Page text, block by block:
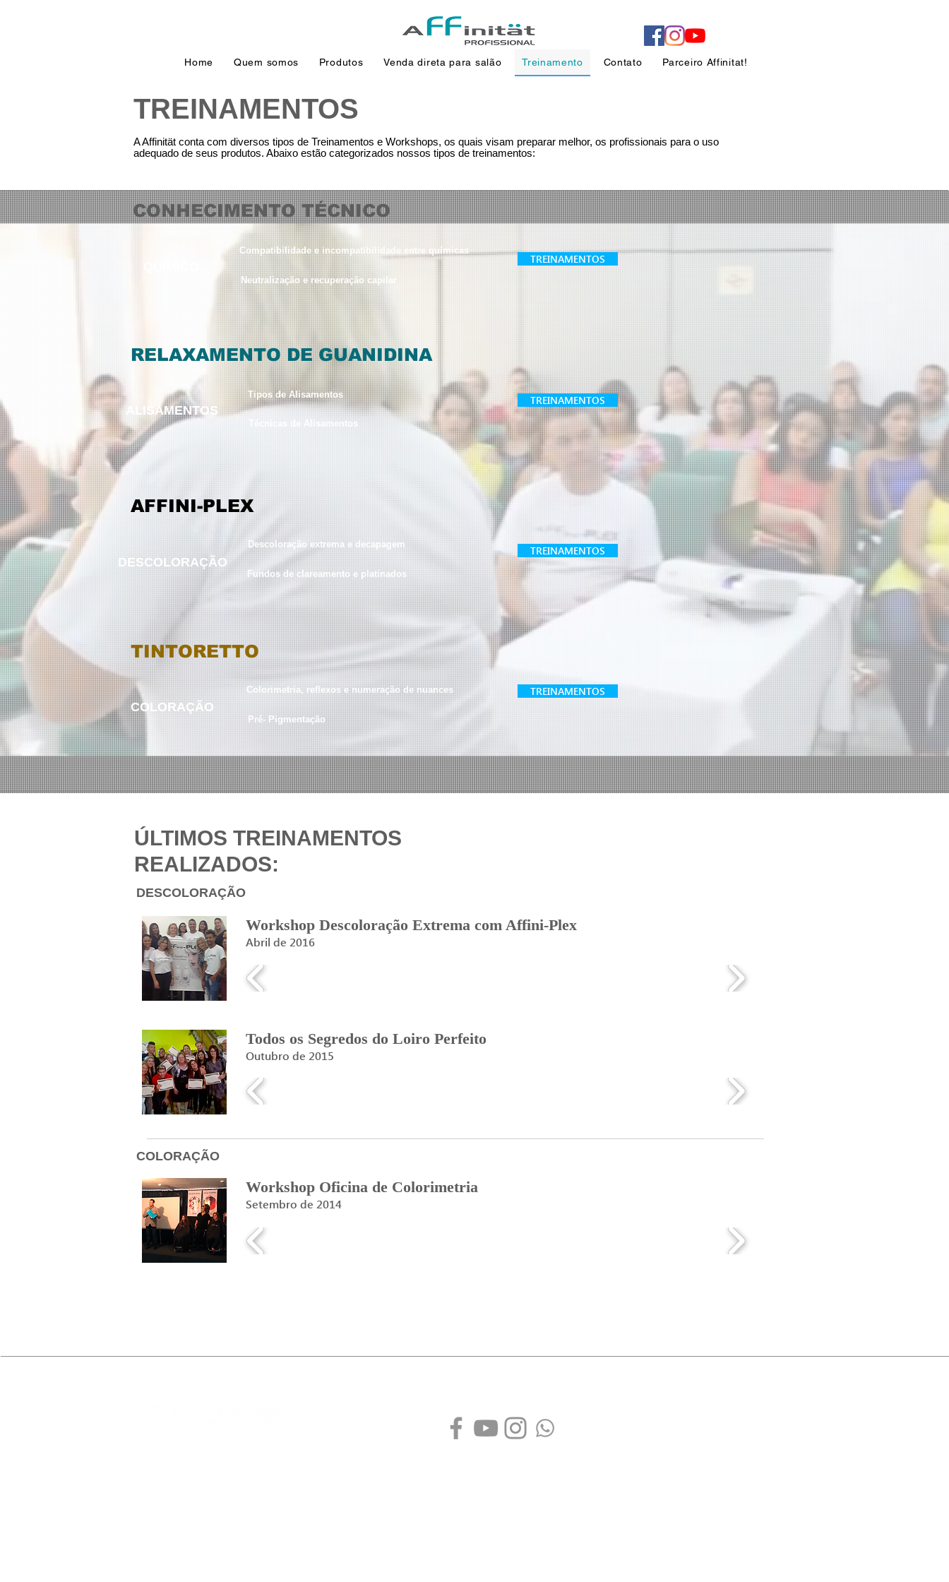
Home Quem somos Produtos Venda direta para salão Treinamento Contato Parceiro Affinitat!
TREINAMENTOS
A Affinität conta com diversos tipos de Treinamentos e Workshops, os quais visam preparar melhor, os profissionais para o uso
adequado de seus produtos. Abaixo estão categorizados nossos tipos de treinamentos:
Colorimetria, reflexos e numeração de nuances
Pré- Pigmentação
TINTORETTO
COLORAÇÃO
Neutralização e recuperação capilar
Compatibilidade e incompatibilidade entre químicas
CONHECIMENTO TÉCNICO
Tipos de Alisamentos
Técnicas de Alisamentos
RELAXAMENTO DE GUANIDINA
ALISAMENTOS
TREINAMENTOS
TREINAMENTOS
TREINAMENTOS
Descoloração extrema e decapagem
Fundos de clareamento e platinados
AFFINI-PLEX
DESCOLORAÇÃO
TREINAMENTOS
ÚLTIMOS TREINAMENTOS
REALIZADOS:
DESCOLORAÇÃO
Workshop Descoloração Extrema com Affini-Plex
Abril de 2016
Todos os Segredos do Loiro Perfeito
Outubro de 2015
COLORAÇÃO
Workshop Oficina de Colorimetria
Setembro de 2014